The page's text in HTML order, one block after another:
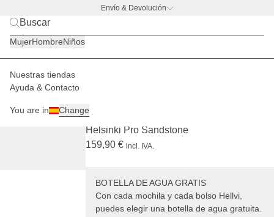
Envío & Devolución
MujerHombreNiños
Nuestras tiendas
Ayuda & Contacto
You are in Change
Mujer Mochilas
Sophia mide 1,76
Helsinki Pro Sandstone
159,90 € incl. IVA.
BOTELLA DE AGUA GRATIS
Con cada mochila y cada bolso Hellvi,
puedes elegir una botella de agua gratuita.